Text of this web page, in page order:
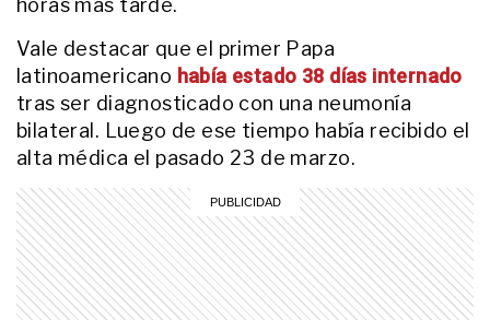
horas más tarde.
Vale destacar que el primer Papa
latinoamericano había estado 38 días internado
tras ser diagnosticado con una neumonía
bilateral. Luego de ese tiempo había recibido el
alta médica el pasado 23 de marzo.
GALERIAS
Las impactantes fotos del show
del Padre Gilherme en la Plaza de
Mayo
ACTUALIDAD
Así fue la primera visita de un
papa a la Argentina: el regalo poco
conocido que Juan Pablo II dejó en
Luján antes de partir
ENTRETENIMIENTO
La decisión de las hijas de Luis